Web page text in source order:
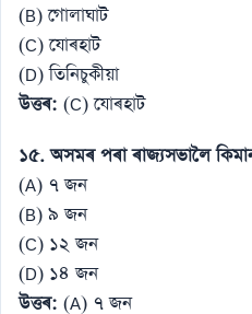
(B) গোলাঘাট
(C) যোৰহাট
(D) তিনিচুকীয়া
উত্তৰ: (C) যোৰহাট
১৫. অসমৰ পৰা ৰাজ্যসভালৈ
(A) ৭ জন
(B) ৯ জন
(C) ১২ জন
(D) ১৪ জন
উত্তৰ: (A) ৭ জন